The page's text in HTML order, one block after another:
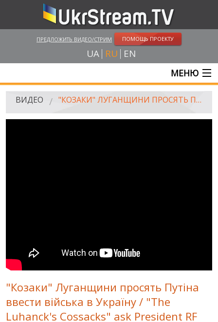
ПРЕДЛОЖИТЬ ВИДЕО/СТРИМ ПОМОЩЬ ПРОЕКТУ
UA RU EN
МЕНЮ
ГЛАВНАЯ
ПУБЛИЧНЫЕ ЛЮДИ
РОССИЙСКО-УКРАИНСКАЯ ВОЙНА
WINTER ON FIRE: UKRAINE'S FIGHT FOR FREEDOM
ХРОНОЛОГИЯ ЄВРОМАЙДАНА
ВИДЕО "КОЗАКИ" ЛУГАНЩИНИ ПРОСЯТЬ ПУТІНА ВВЕСТИ ВІЙСЬКА В УКРАЇНУ / "THE LUHANCK'S COSSACKS" ASK PRESIDENT RF PUTIN TO ENTER THE TROOPS IN TO UKRAINE
"Козаки" Луганщини просять Путіна
ввести війська в Україну / "The
Luhanck's Cossacks" ask President RF